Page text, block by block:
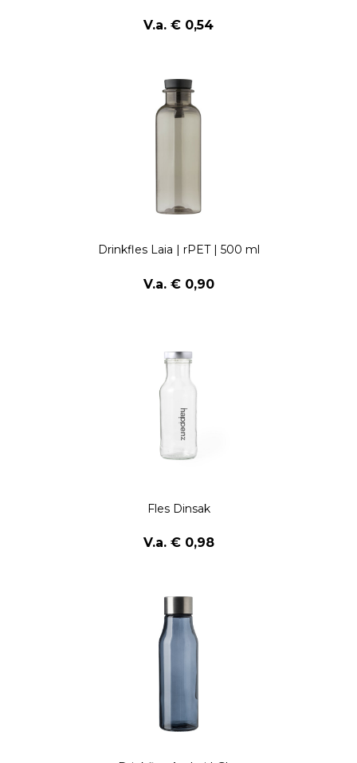
V.a. € 0,54
Drinkfles Laia | rPET | 500 ml
V.a. € 0,90
Fles Dinsak
V.a. € 0,98